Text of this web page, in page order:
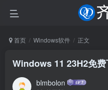
首页 Windows软件 正文
Windows 11 23H2免
blmbolon